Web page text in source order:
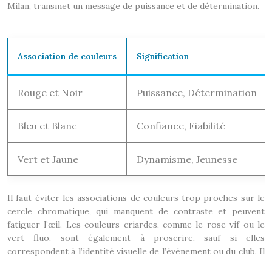
Milan, transmet un message de puissance et de détermination.
Association de couleurs Signification
Rouge et Noir Puissance, Détermination
Bleu et Blanc Confiance, Fiabilité
Vert et Jaune Dynamisme, Jeunesse
Il faut éviter les associations de couleurs trop proches sur le
cercle chromatique, qui manquent de contraste et peuvent
fatiguer l’œil. Les couleurs criardes, comme le rose vif ou le
vert fluo, sont également à proscrire, sauf si elles
correspondent à l’identité visuelle de l’événement ou du club. Il